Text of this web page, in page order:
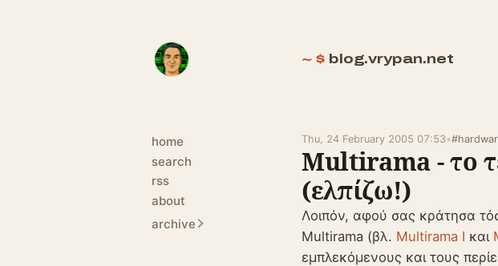
home
search
rss
about
archive
blog.vrypan.net
Thu, 24 February 2005 07:53•
Multirama - το
(ελπίζω!)
Λοιπόν, αφού σας κράτησα
Multirama (βλ. Multirama I και
εμπλεκόμενους και τους